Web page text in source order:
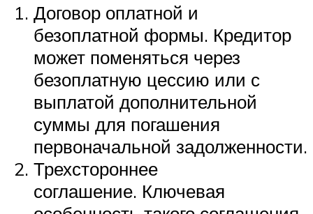
Договор оплатной и
безоплатной формы. Кредитор
может поменяться через
безоплатную цессию или с
выплатой дополнительной
суммы для погашения
первоначальной задолженности.
Трехстороннее
соглашение. Ключевая